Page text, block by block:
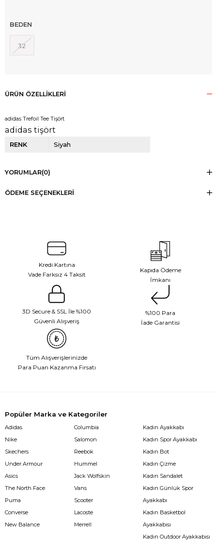
BEDEN
32
ÜRÜN ÖZELLIKLERI
adidas Trefoil Tee Tişört
adidas tişört
RENK Siyah
YORUMLAR(0)
ÖDEME SEÇENEKLERI
Kredi Kartına
Vade Farksız 4 Taksit
Kapıda Ödeme
İmkanı
3D Secure & SSL İle %100
Güvenli Alışveriş
%100 Para
İade Garantisi
Tüm Alışverişlerinizde
Para Puan Kazanma Fırsatı
Popüler Marka ve Kategoriler
Adidas
Nike
Skechers
Under Armour
Asics
The North Face
Puma
Converse
New Balance
Columbia
Salomon
Reebok
Hummel
Jack Wolfskin
Vans
Scooter
Lacoste
Merrell
Kadın Ayakkabı
Kadın Spor Ayakkabı
Kadın Bot
Kadın Çizme
Kadın Sandalet
Kadın Günlük Spor
Ayakkabı
Kadın Basketbol
Ayakkabısı
Kadın Outdoor Ayakkabısı